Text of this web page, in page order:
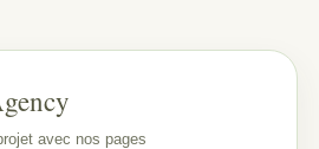
avec nos pages